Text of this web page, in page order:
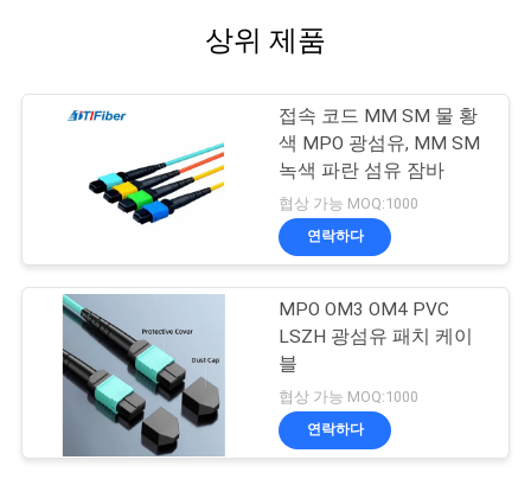
상위 제품
접속 코드 MM SM 물 황
색 MPO 광섬유, MM SM
녹색 파란 섬유 잠바
협상 가능 MOQ:1000
연락하다
MPO OM3 OM4 PVC
LSZH 광섬유 패치 케이
블
협상 가능 MOQ:1000
연락하다